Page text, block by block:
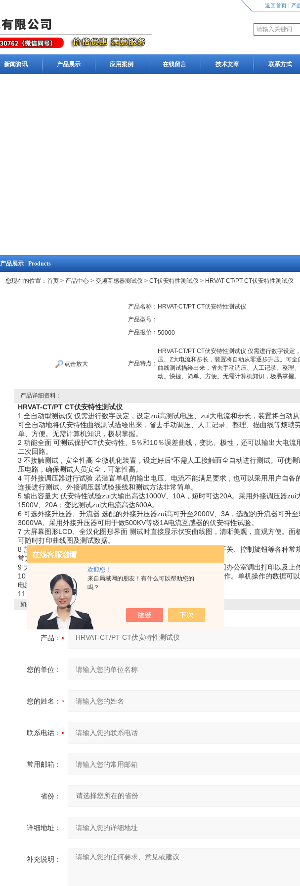
欢迎您！
来自局域网的朋友！有什么可以帮助您的
吗？
返回首页| 产
新闻资讯 产品展示 应用案例 在线留言 技术文章 联系方式
产品展示 Products
您现在的位置： 首页 > 产品中心 > 变频互感器测试仪 > CT伏安特性测试仪 > HRVAT-CT/PT CT伏安特性测试仪
点击放大
产品名称： HRVAT-CT/PT CT伏安特性测试仪
产品型号：
产品报价： 50000
产品特点：
HRVAT-CT/PT CT伏安特性测试仪 仅需进行数字设定
压、Z大电流和步长，装置将自动从零逐步升压。可全
曲线测试描绘出来，省去手动调压、人工记录、整理
动。快捷、简单、方便。无需计算机知识，极易掌握。
产品详细资料：
HRVAT-CT/PT CT伏安特性测试仪
1 全自动型测试仪 仅需进行数字设定，设定zui高测试电压、zui大电流和步长，装置将自动从
可全自动地将伏安特性曲线测试描绘出来，省去手动调压、人工记录、整理、描曲线等烦琐
单、方便。无需计算机知识，极易掌握。
2 功能全面 可测试保护CT伏安特性、5％和10％误差曲线，变比、极性，还可以输出大电流
二次回路。
3 不接触测试，安全性高 全微机化装置，设定好后*不需人工接触而全自动进行测试。可使测
压电路，确保测试人员安全，可靠性高。
4 可外接调压器进行试验 若装置单机的输出电压、电流不能满足要求，也可以采用用户自备
连接进行测试。外接调压器试验接线和测试方法非常简单。
5 输出容量大 伏安特性试验zui大输出高达1000V、10A，短时可达20A。采用外接调压器zui
1500V、20A；变比测试zui大电流高达600A。
6 可选外接升压器、升流器 选配的外接升压器zui高可升至2000V、3A，选配的升流器可升至
3000VA。采用外接升压器可用于做500KV等级1A电流互感器的伏安特性试验。
7 大屏幕图形LCD、全汉化图形界面 测试时直接显示伏安曲线图，清晰美观，直观方便。面
可随时打印曲线图及测试数据。
8 旋转鼠标操作 采用光电旋转鼠标进行操作。全面取消面板按键、开关、控制旋钮等各种常
常方便简单，使用寿命长。
9 大容量存储器，可存储多组测试数据 数据掉电不会丢失，可测完回办公室调出打印以及上
10 双操作方式 设置有RS232通信接口，可以联接笔记本电脑进行操作。单机操作的数据可
电脑保存、显示、编辑、打印。
11 方便携带，体积小，重量轻，
如果你对产品感兴趣，想了解更详细的产品信息，填写下表直接与厂家联系：
产品：
您的单位：
您的姓名：
联系电话：
常用邮箱：
省份：
详细地址：
补充说明：